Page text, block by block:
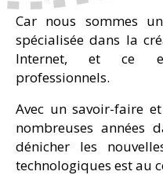
Car nous sommes
spécialisée dans la
Internet, et ce
professionnels.
Avec un savoir-faire
nombreuses années
dénicher les
technologiques est au